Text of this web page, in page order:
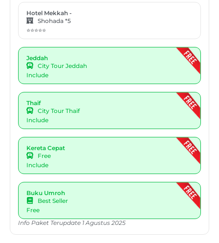
Hotel Mekkah -
Shohada *5
⭐⭐⭐⭐⭐
Jeddah
City Tour Jeddah
Include
Thaif
City Tour Thaif
Include
Kereta Cepat
Free
Include
Buku Umroh
Best Seller
Free
Info Paket Terupdate 1 Agustus 2025